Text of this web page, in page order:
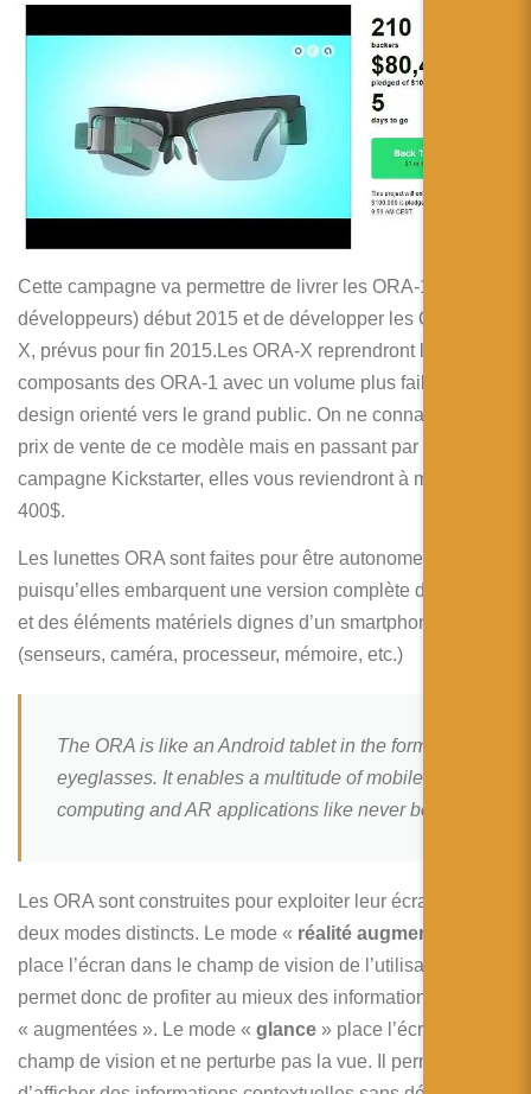
Cette campagne va permettre de livrer les ORA-1 (pour les
développeurs) début 2015 et de développer les ORA-
X, prévus pour fin 2015.Les ORA-X reprendront les
composants des ORA-1 avec un volume plus faible et un
design orienté vers le grand public. On ne connait pas le
prix de vente de ce modèle mais en passant par la
campagne Kickstarter, elles vous reviendront à moins de
400$.
Les lunettes ORA sont faites pour être autonomes
puisqu’elles embarquent une version complète d’Android
et des éléments matériels dignes d’un smartphone
(senseurs, caméra, processeur, mémoire, etc.)
The ORA is like an Android tablet in the form of
eyeglasses. It enables a multitude of mobile
computing and AR applications like never before!
Les ORA sont construites pour exploiter leur écran suivant
deux modes distincts. Le mode « réalité augmentée
place l’écran dans le champ de vision de l’utilisateur et lui
permet donc de profiter au mieux des informations
« augmentées ». Le mode « glance » place l’écran sous le
champ de vision et ne perturbe pas la vue. Il permet